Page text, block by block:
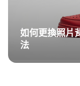
如何更換照片
法